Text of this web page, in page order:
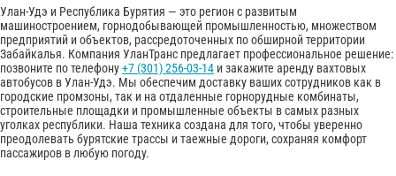
Улан-Удэ и Республика Бурятия — это регион с развитым
машиностроением, горнодобывающей промышленностью, множеством
предприятий и объектов, рассредоточенных по обширной территории
Забайкалья. Компания УланТранс предлагает профессиональное решение:
позвоните по телефону+7 (301) 256-03-14 и закажите аренду вахтовых
автобусов в Улан-Удэ. Мы обеспечим доставку ваших сотрудников как в
городские промзоны, так и на отдаленные горнорудные комбинаты,
строительные площадки и промышленные объекты в самых разных
уголках республики. Наша техника создана для того, чтобы уверенно
преодолевать бурятские трассы и таежные дороги, сохраняя комфорт
пассажиров в любую погоду.